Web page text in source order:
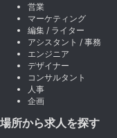
営業
マーケティング
編集 / ライター
アシスタント / 事務
エンジニア
デザイナー
コンサルタント
人事
企画
場所から求人を探す